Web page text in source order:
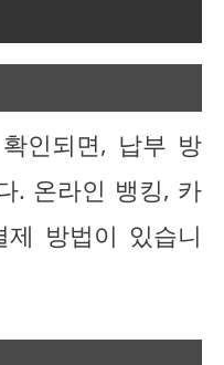
인되면, 납부 방
. 온라인 뱅킹, 카
방법이 있습니